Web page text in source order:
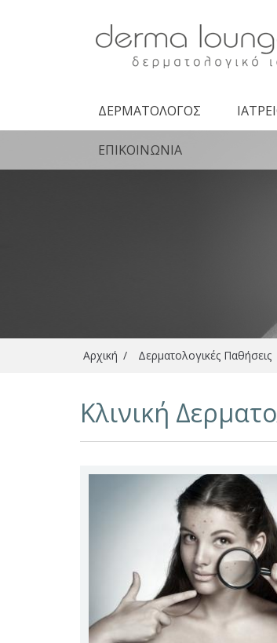
Derma Lounge
Clinic -
Κλινική
ΔΕΡΜΑΤΟΛΟΓΟΣ
ΕΠΙΚΟΙΝΩΝΙΑ
Αρχική / Δερματολογικές Παθήσεις
Κλινική